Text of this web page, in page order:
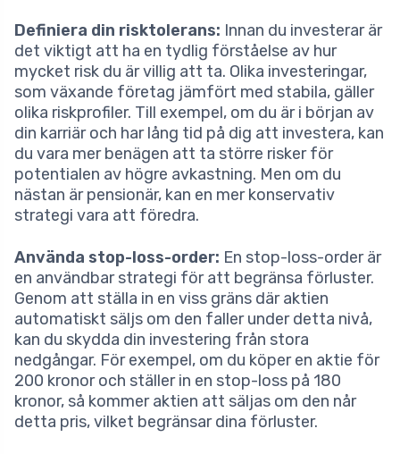
Definiera din risktolerans: Innan du investerar är
det viktigt att ha en tydlig förståelse av hur
mycket risk du är villig att ta. Olika investeringar,
som växande företag jämfört med stabila, gäller
olika riskprofiler. Till exempel, om du är i början av
din karriär och har lång tid på dig att investera, kan
du vara mer benägen att ta större risker för
potentialen av högre avkastning. Men om du
nästan är pensionär, kan en mer konservativ
strategi vara att föredra.
Använda stop-loss-order: En stop-loss-order är
en användbar strategi för att begränsa förluster.
Genom att ställa in en viss gräns där aktien
automatiskt säljs om den faller under detta nivå,
kan du skydda din investering från stora
nedgångar. För exempel, om du köper en aktie för
200 kronor och ställer in en stop-loss på 180
kronor, så kommer aktien att säljas om den når
detta pris, vilket begränsar dina förluster.